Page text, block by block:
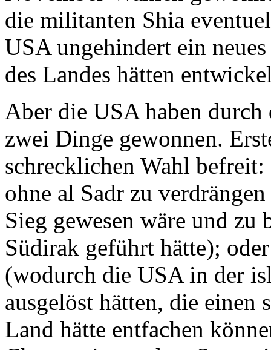
die militanten Shia
USA ungehindert ein
des Landes hätten
Aber die USA haben
zwei Dinge gewonnen.
schrecklichen Wahl
ohne al Sadr zu
Sieg gewesen wäre und zu
Südirak geführt hätte);
(wodurch die USA in der
ausgelöst hätten, die
Land hätte entfachen